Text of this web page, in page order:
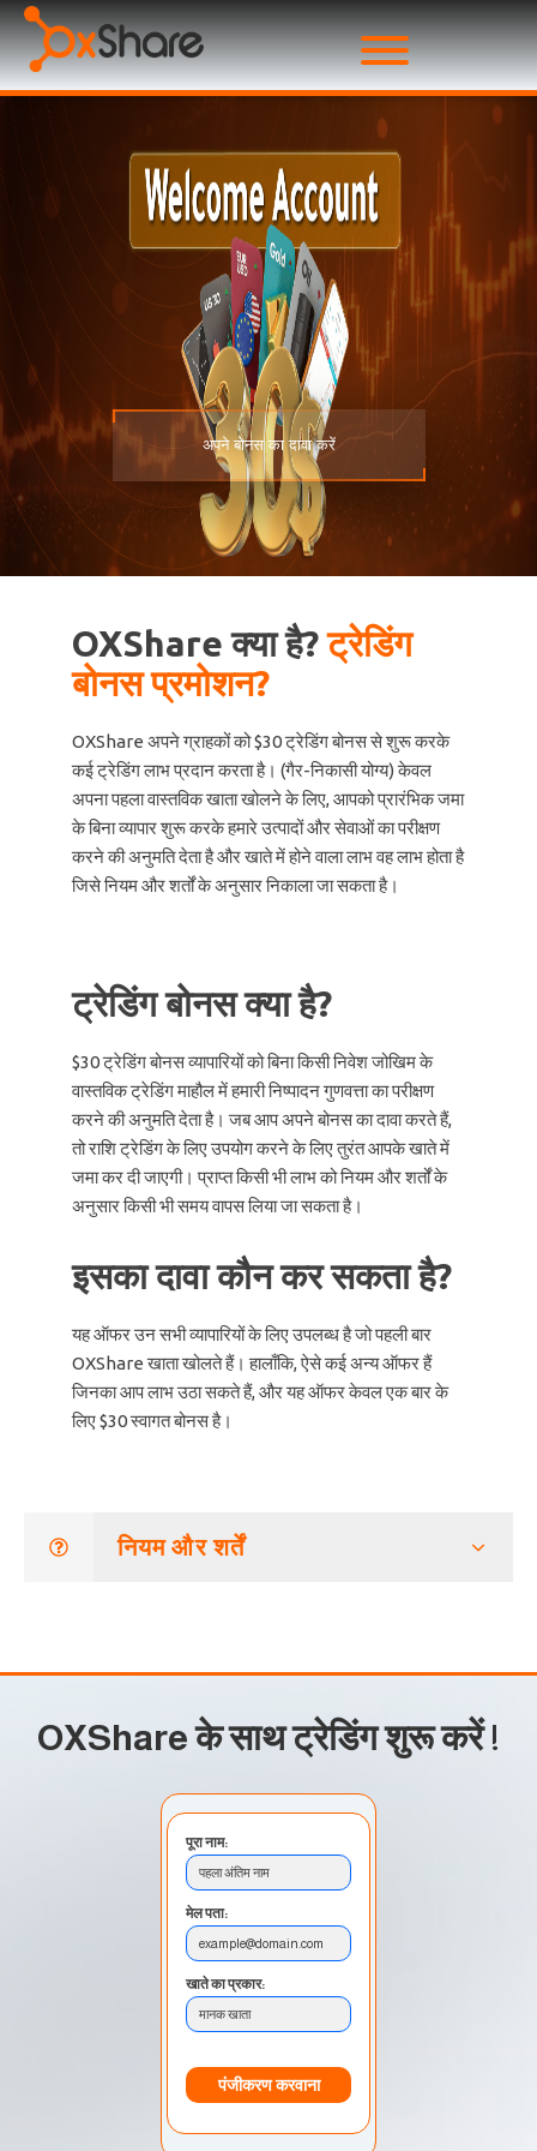
अपने बोनस का दावा करें
OXShare क्या है?ट्रेडिंग
बोनस प्रमोशन?
OXShare अपने ग्राहकों को $30 ट्रेडिंग बोनस से शुरू करके
कई ट्रेडिंग लाभ प्रदान करता है। (गैर-निकासी योग्य) केवल
अपना पहला वास्तविक खाता खोलने के लिए, आपको प्रारंभिक जमा
के बिना व्यापार शुरू करके हमारे उत्पादों और सेवाओं का परीक्षण
करने की अनुमति देता है और खाते में होने वाला लाभ वह लाभ होता है
जिसे नियम और शर्तों के अनुसार निकाला जा सकता है।
ट्रेडिंग बोनस क्या है?
$30 ट्रेडिंग बोनस व्यापारियों को बिना किसी निवेश जोखिम के
वास्तविक ट्रेडिंग माहौल में हमारी निष्पादन गुणवत्ता का परीक्षण
करने की अनुमति देता है। जब आप अपने बोनस का दावा करते हैं,
तो राशि ट्रेडिंग के लिए उपयोग करने के लिए तुरंत आपके खाते में
जमा कर दी जाएगी। प्राप्त किसी भी लाभ को नियम और शर्तों के
अनुसार किसी भी समय वापस लिया जा सकता है।
इसका दावा कौन कर सकता है?
यह ऑफर उन सभी व्यापारियों के लिए उपलब्ध है जो पहली बार
OXShare खाता खोलते हैं। हालाँकि, ऐसे कई अन्य ऑफर हैं
जिनका आप लाभ उठा सकते हैं, और यह ऑफर केवल एक बार के
लिए $30 स्वागत बोनस है।
नियम और शर्तें
OXShare के साथ ट्रेडिंग शुरू करें!
पूरा नाम:
पहला अंतिम नाम
मेल पता:
example@domain.com
खाते का प्रकार:
मानक खाता
पंजीकरण करवाना